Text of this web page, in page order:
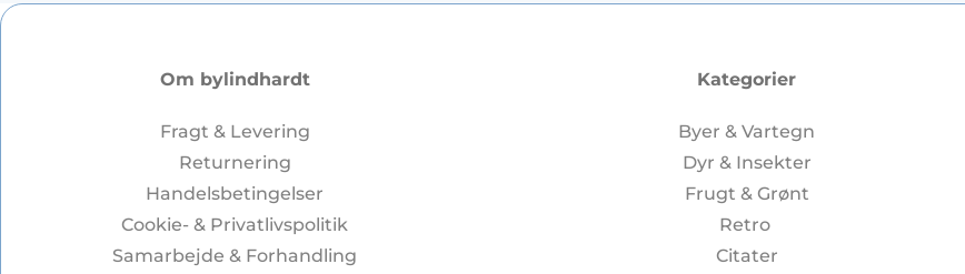
Om bylindhardt
Fragt & Levering
Returnering
Handelsbetingelser
Cookie- & Privatlivspolitik
Samarbejde & Forhandling
Kategorier
Byer & Vartegn
Dyr & Insekter
Frugt & Grønt
Retro
Citater